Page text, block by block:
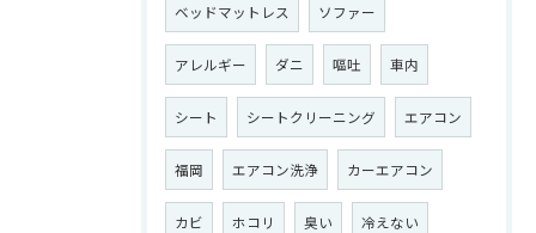
ベッドマットレス ソファー
アレルギー ダニ 嘔吐 車内
シート シートクリーニング エアコン
福岡 エアコン洗浄 カーエアコン
カビ ホコリ 臭い 冷えない